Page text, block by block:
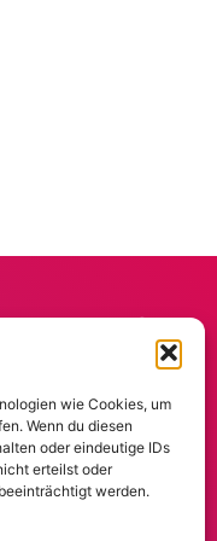
wie Cookies, um
Wenn du diesen
oder eindeutige IDs
erteilst oder
werden.